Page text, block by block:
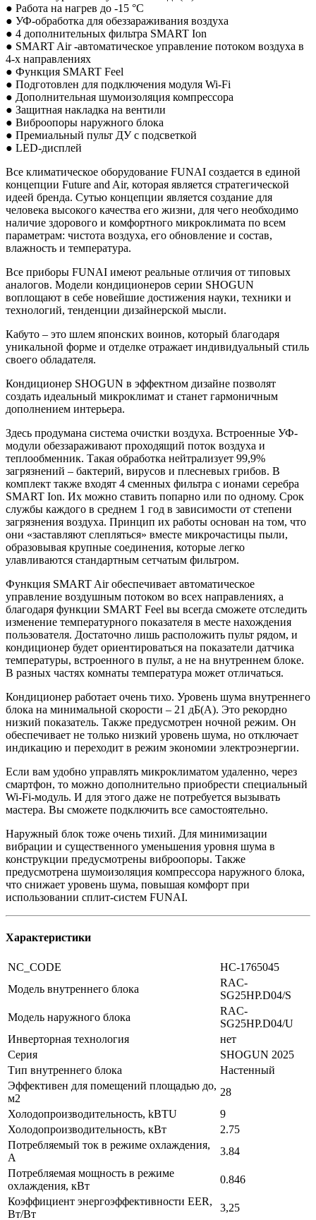
● Работа на нагрев до -15 °С
● УФ-обработка для обеззараживания воздуха
● 4 дополнительных фильтра SMART Ion
● SMART Air -автоматическое управление потоком воздуха в
4-х направлениях
● Функция SMART Feel
● Подготовлен для подключения модуля Wi-Fi
● Дополнительная шумоизоляция компрессора
● Защитная накладка на вентили
● Виброопоры наружного блока
● Премиальный пульт ДУ с подсветкой
● LED-дисплей
Все климатическое оборудование FUNAI создается в единой
концепции Future and Air, которая является стратегической
идеей бренда. Сутью концепции является создание для
человека высокого качества его жизни, для чего необходимо
наличие здорового и комфортного микроклимата по всем
параметрам: чистота воздуха, его обновление и состав,
влажность и температура.
Все приборы FUNAI имеют реальные отличия от типовых
аналогов. Модели кондиционеров серии SHOGUN
воплощают в себе новейшие достижения науки, техники и
технологий, тенденции дизайнерской мысли.
Кабуто – это шлем японских воинов, который благодаря
уникальной форме и отделке отражает индивидуальный стиль
своего обладателя.
Кондиционер SHOGUN в эффектном дизайне позволят
создать идеальный микроклимат и станет гармоничным
дополнением интерьера.
Здесь продумана система очистки воздуха. Встроенные УФ-
модули обеззараживают проходящий поток воздуха и
теплообменник. Такая обработка нейтрализует 99,9%
загрязнений – бактерий, вирусов и плесневых грибов. В
комплект также входят 4 сменных фильтра с ионами серебра
SMART Ion. Их можно ставить попарно или по одному. Срок
службы каждого в среднем 1 год в зависимости от степени
загрязнения воздуха. Принцип их работы основан на том, что
они «заставляют слепляться» вместе микрочастицы пыли,
образовывая крупные соединения, которые легко
улавливаются стандартным сетчатым фильтром.
Функция SMART Air обеспечивает автоматическое
управление воздушным потоком во всех направлениях, а
благодаря функции SMART Feel вы всегда сможете отследить
изменение температурного показателя в месте нахождения
пользователя. Достаточно лишь расположить пульт рядом, и
кондиционер будет ориентироваться на показатели датчика
температуры, встроенного в пульт, а не на внутреннем блоке.
В разных частях комнаты температура может отличаться.
Кондиционер работает очень тихо. Уровень шума внутреннего
блока на минимальной скорости – 21 дБ(А). Это рекордно
низкий показатель. Также предусмотрен ночной режим. Он
обеспечивает не только низкий уровень шума, но отключает
индикацию и переходит в режим экономии электроэнергии.
Если вам удобно управлять микроклиматом удаленно, через
смартфон, то можно дополнительно приобрести специальный
Wi-Fi-модуль. И для этого даже не потребуется вызывать
мастера. Вы сможете подключить все самостоятельно.
Наружный блок тоже очень тихий. Для минимизации
вибрации и существенного уменьшения уровня шума в
конструкции предусмотрены виброопоры. Также
предусмотрена шумоизоляция компрессора наружного блока,
что снижает уровень шума, повышая комфорт при
использовании сплит-систем FUNAI.
Характеристики
NC_CODE
НС-1765045
Модель внутреннего блока
RAC-
SG25HP.D04/S
Модель наружного блока
RAC-
SG25HP.D04/U
Инверторная технология
нет
Серия
SHOGUN 2025
Тип внутреннего блока
Настенный
Эффективен для помещений площадью до,
м2
28
Холодопроизводительность, kBTU
9
Холодопроизводительность, кВт
2.75
Потребляемый ток в режиме охлаждения,
A
3.84
Потребляемая мощность в режиме
охлаждения, кВт
0.846
Коэффициент энергоэффективности EER,
Вт/Вт
3,25